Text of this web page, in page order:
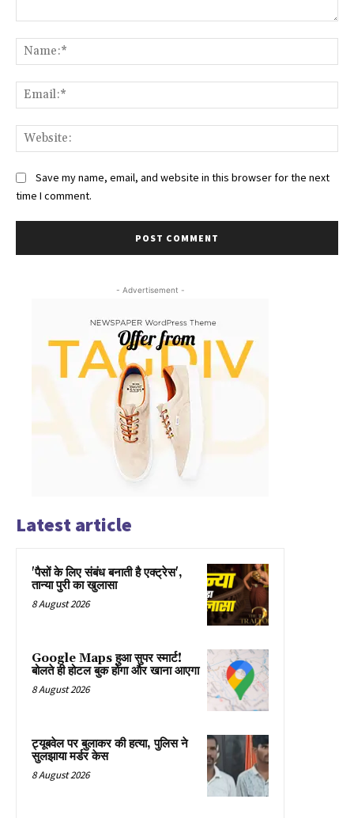
Save my name, email, and website in this browser for the next
time I comment.
- Advertisement -
Latest article
'पैसों के लिए संबंध बनाती है एक्ट्रेस',
तान्या पुरी का खुलासा
8 August 2026
Google Maps हुआ सुपर स्मार्ट!
बोलते ही होटल बुक होगा और खाना आएगा
8 August 2026
ट्यूबवेल पर बुलाकर की हत्या, पुलिस ने
सुलझाया मर्डर केस
8 August 2026